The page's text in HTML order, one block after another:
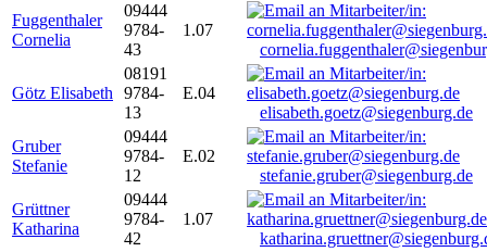
Fuggenthaler
Cornelia
09444
9784-
43
1.07
Götz Elisabeth
08191
9784-
13
E.04
elisabeth.goetz@siegenburg.de
Gruber
Stefanie
09444
9784-
12
E.02
stefanie.gruber@siegenburg.de
Grüttner
Katharina
09444
9784-
42
1.07